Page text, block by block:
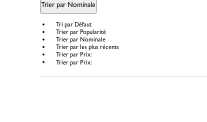
Trier par Nominale
Tri par Défaut
Trier par Popularité
Trier par Nominale
Trier par les plus récents
Trier par Prix:
Trier par Prix: